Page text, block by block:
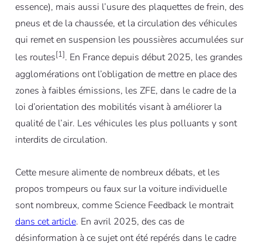
essence), mais aussi l’usure des plaquettes de frein, des
pneus et de la chaussée, et la circulation des véhicules
qui remet en suspension les poussières accumulées sur
les routes[1]. En France depuis début 2025, les grandes
agglomérations ont l’obligation de mettre en place des
zones à faibles émissions, les ZFE, dans le cadre de la
loi d’orientation des mobilités visant à améliorer la
qualité de l’air. Les véhicules les plus polluants y sont
interdits de circulation.
Cette mesure alimente de nombreux débats, et les
propos trompeurs ou faux sur la voiture individuelle
sont nombreux, comme Science Feedback le montrait
dans cet article. En avril 2025, des cas de
désinformation à ce sujet ont été repérés dans le cadre